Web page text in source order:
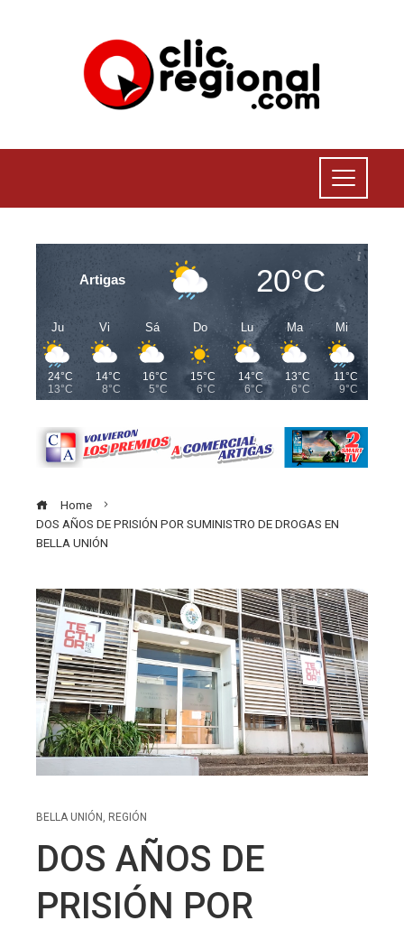
Artigas 20°C
Ju
24°C
13°C
Vi
14°C
8°C
Sá
16°C
5°C
Do
15°C
6°C
Lu
14°C
6°C
Ma
13°C
6°C
Mi
11°C
9°C
Home
DOS AÑOS DE PRISIÓN POR SUMINISTRO DE DROGAS EN
BELLA UNIÓN
BELLA UNIÓN , REGIÓN
DOS AÑOS DE
PRISIÓN POR